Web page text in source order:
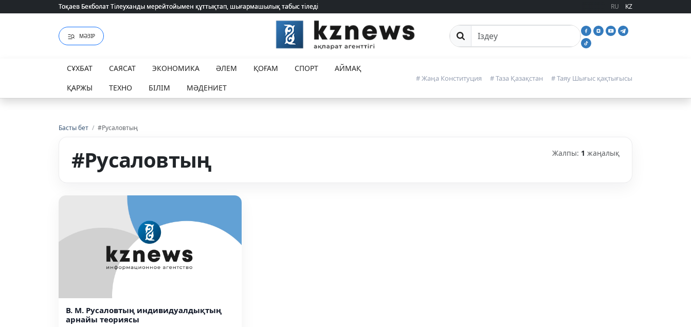
Тоқаев Бекболат Тілеуханды мерейтойымен құттықтап, шығармашылық табыс тіледі
Тоқаев Бекболат Тілеуханды мерейтойымен құттықтап, шығармашылық табыс тіледі RU KZ
МӘЗІР Сайттан іздеу
СҰХБАТ САЯСАТ ЭКОНОМИКА ӘЛЕМ ҚОҒАМ СПОРТ
АЙМАҚ
ҚАРЖЫ
ТЕХНО БІЛІМ МӘДЕНИЕТ
# Жаңа Конституция # Таза Қазақстан # Таяу Шығыс қақтығысы
Басты бет / #Русаловтың
#Русаловтың Жалпы: 1 жаңалық
В. М. Русаловтың индивидуалдықтың
арнайы теориясы